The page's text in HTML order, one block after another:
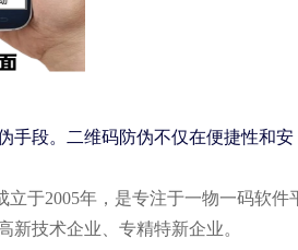
手段。二维码防伪不仅在便捷性和安
于2005年，是专注于一物一码软件
技术企业、专精特新企业。